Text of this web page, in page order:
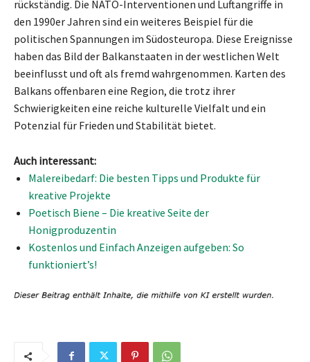
rückständig. Die NATO-Interventionen und Luftangriffe in
den 1990er Jahren sind ein weiteres Beispiel für die
politischen Spannungen im Südosteuropa. Diese Ereignisse
haben das Bild der Balkanstaaten in der westlichen Welt
beeinflusst und oft als fremd wahrgenommen. Karten des
Balkans offenbaren eine Region, die trotz ihrer
Schwierigkeiten eine reiche kulturelle Vielfalt und ein
Potenzial für Frieden und Stabilität bietet.
Auch interessant:
Malereibedarf: Die besten Tipps und Produkte für
kreative Projekte
Poetisch Biene – Die kreative Seite der
Honigproduzentin
Kostenlos und Einfach Anzeigen aufgeben: So
funktioniert’s!